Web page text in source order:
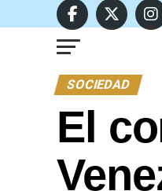
SOCIEDAD
El